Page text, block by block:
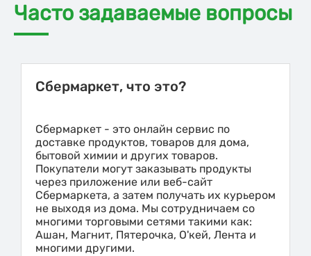
Часто задаваемые вопросы
Сбермаркет, что это?
Сбермаркет - это онлайн сервис по
доставке продуктов, товаров для дома,
бытовой химии и других товаров.
Покупатели могут заказывать продукты
через приложение или веб-сайт
Сбермаркета, а затем получать их курьером
не выходя из дома. Мы сотрудничаем со
многими торговыми сетями такими как:
Ашан, Магнит, Пятерочка, О'кей, Лента и
многими другими.